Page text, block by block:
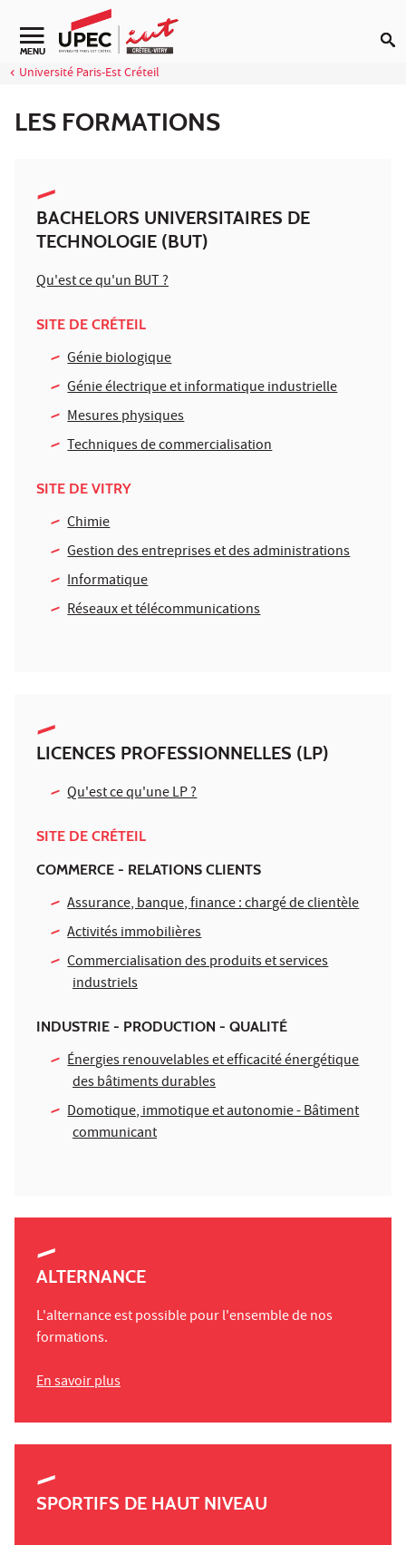
Aller au contenu
Navigation secondaire
MENU
Université Paris-Est Créteil
LES FORMATIONS
BACHELORS UNIVERSITAIRES DE
TECHNOLOGIE (BUT)
Qu'est ce qu'un BUT ?
SITE DE CRÉTEIL
Génie biologique
Génie électrique et informatique industrielle
Mesures physiques
Techniques de commercialisation
SITE DE VITRY
Chimie
Gestion des entreprises et des administrations
Informatique
Réseaux et télécommunications
LICENCES PROFESSIONNELLES (LP)
Qu'est ce qu'une LP ?
SITE DE CRÉTEIL
COMMERCE - RELATIONS CLIENTS
Assurance, banque, finance : chargé de clientèle
Activités immobilières
Commercialisation des produits et services
industriels
INDUSTRIE - PRODUCTION - QUALITÉ
Énergies renouvelables et efficacité énergétique
des bâtiments durables
Domotique, immotique et autonomie - Bâtiment
communicant
ALTERNANCE
L'alternance est possible pour l'ensemble de nos
formations.
En savoir plus
SPORTIFS DE HAUT NIVEAU